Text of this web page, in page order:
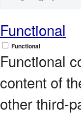
Functional
Functional
Functional
content of
other third-